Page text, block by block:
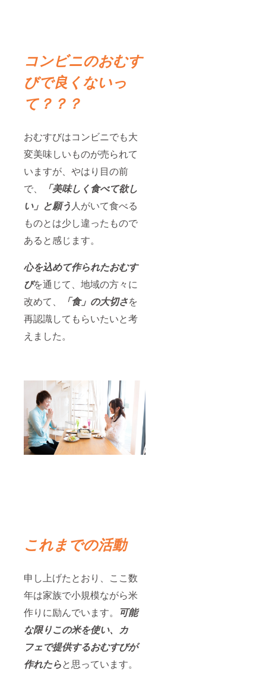
コンビニのおむす
びで良くないっ
て？？？
おむすびはコンビニでも大
変美味しいものが売られて
いますが、やはり目の前
で、
「美味しく食べて欲し
い」と願う人がいて食べる
ものとは少し違ったもので
あると感じます。
心を込めて作られたおむす
びを通じて、地域の方々に
改めて、
「食」の大切さを
再認識してもらいたいと考
えました。
これまでの活動
申し上げたとおり、ここ数
年は家族で小規模ながら米
作りに励んでいます。
可能
な限りこの米を使い、カ
フェで提供するおむすびが
作れたらと思っています。